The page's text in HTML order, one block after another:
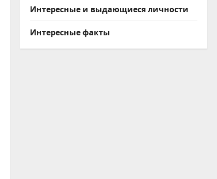
Интересные и выдающиеся личности
Интересные факты